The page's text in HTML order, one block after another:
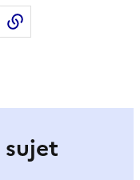
LinkedInpar email
sujet